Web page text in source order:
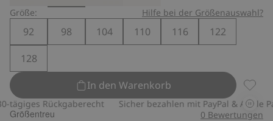
Größe: Hilfe bei der Größenauswahl?
92 98 104 110 116
122
128
In den Warenkorb
Rückgaberecht Sicher bezahlen mit PayPal & Apple Pay
Größentreu 0 Bewertungen